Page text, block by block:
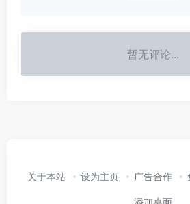
暂无评论...
关于本站 设为主页 广告合作
添加桌面